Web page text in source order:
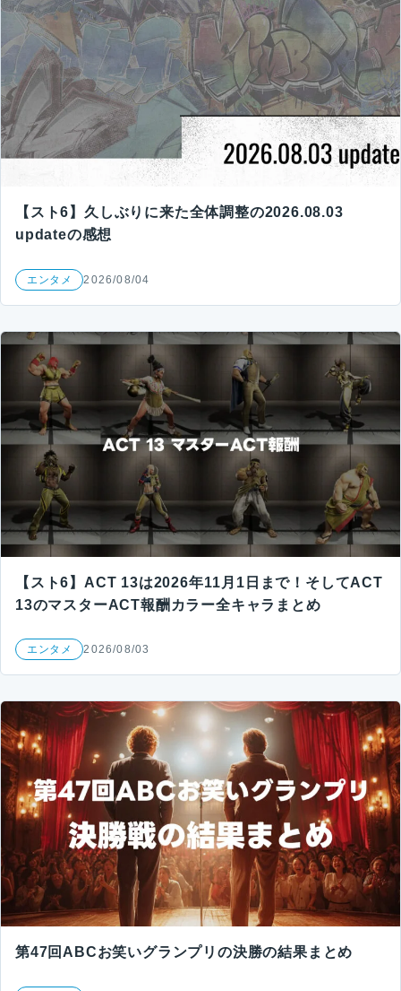
【スト6】久しぶりに来た全体調整の2026.08.03
updateの感想
エンタメ 2026/08/04
【スト6】ACT 13は2026年11月1日まで！そしてACT
13のマスターACT報酬カラー全キャラまとめ
エンタメ 2026/08/03
第47回ABCお笑いグランプリの決勝の結果まとめ